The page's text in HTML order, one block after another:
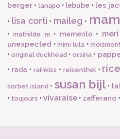
berger • lanapo • lebube • les
• lisa corti • maileg •
•mathilde m • memento•
unexpected •mimi lula •
•original duckhead •orsina •
• rada • rainkiss • reisenthel• rice
sorbet island • susan bijl•
• toujours • vivaraise • zafferano •